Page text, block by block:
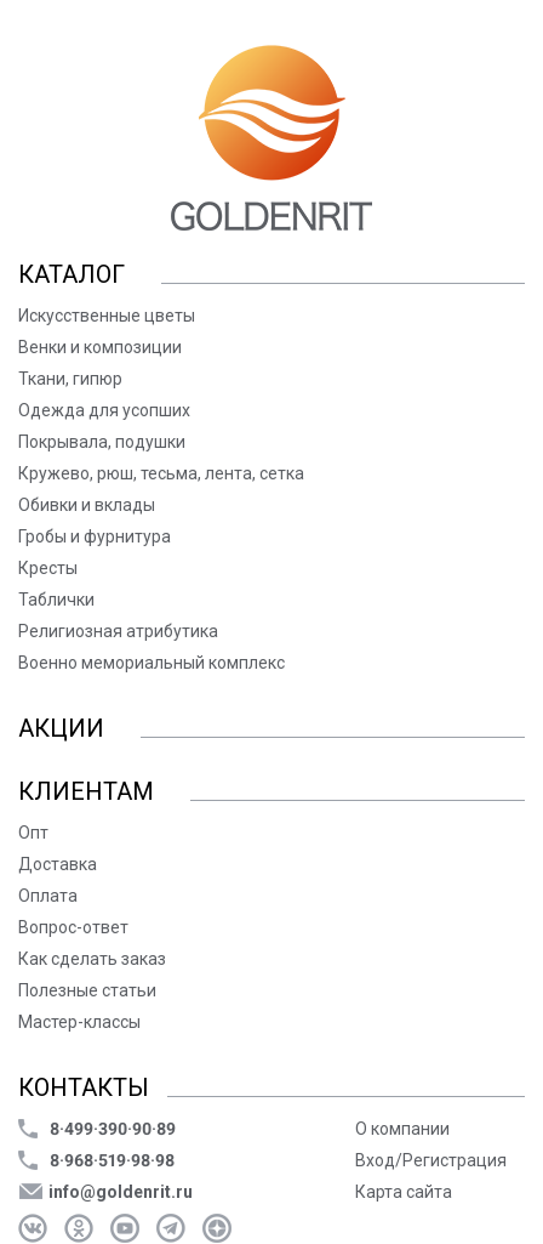
КАТАЛОГ
Искусственные цветы
Венки и композиции
Ткани, гипюр
Одежда для усопших
Покрывала, подушки
Кружево, рюш, тесьма, лента, сетка
Обивки и вклады
Гробы и фурнитура
Кресты
Таблички
Религиозная атрибутика
Военно мемориальный комплекс
АКЦИИ
КЛИЕНТАМ
Опт
Доставка
Оплата
Вопрос-ответ
Как сделать заказ
Полезные статьи
Мастер-классы
КОНТАКТЫ
8·499·390·90·89
8·968·519·98·98
info@goldenrit.ru
О компании
Вход/Регистрация
Карта сайта